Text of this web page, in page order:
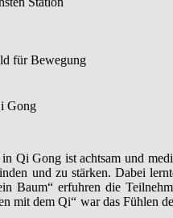
für Bewegung
Gong ist achtsam und
und zu stärken. Dabei
Baum“ erfuhren die
dem Qi“ war das Fühlen